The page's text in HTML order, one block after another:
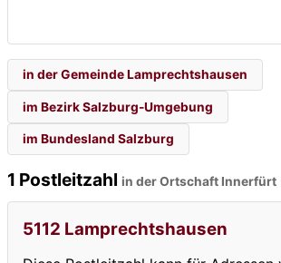
in der Gemeinde Lamprechtshausen
im Bezirk Salzburg-Umgebung
im Bundesland Salzburg
1 Postleitzahl in der Ortschaft Innerfürt
5112 Lamprechtshausen